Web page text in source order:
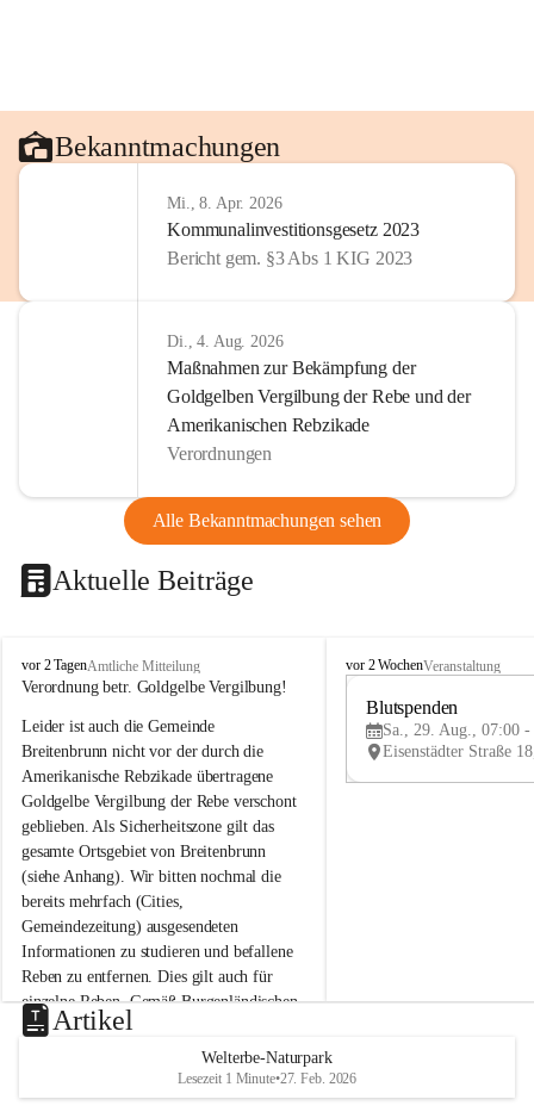
Bekanntmachungen
Mi., 8. Apr. 2026
Kommunalinvestitionsgesetz 2023
Bericht gem. §3 Abs 1 KIG 2023
Di., 4. Aug. 2026
Maßnahmen zur Bekämpfung der
Goldgelben Vergilbung der Rebe und der
Amerikanischen Rebzikade
Verordnungen
Alle Bekanntmachungen sehen
Aktuelle Beiträge
B
r
i
t
e
n
b
r
u
n
n
a
m
N
e
u
s
d
vor 2 TagenAmtliche Mitteilung
Verordnung betr. Goldgelbe Vergilbung!
Leider ist auch die Gemeinde
Breitenbrunn nicht vor der durch die
Amerikanische Rebzikade übertragene
Goldgelbe Vergilbung der Rebe verschont
geblieben. Als Sicherheitszone gilt das
gesamte Ortsgebiet von Breitenbrunn
(siehe Anhang). Wir bitten nochmal die
bereits mehrfach (Cities,
Gemeindezeitung) ausgesendeten
Informationen zu studieren und befallene
Reben zu entfernen. Dies gilt auch für
einzelne Reben. Gemäß Burgenländischen
Weinbaugesetz sind nicht gepflegte oder
unzulässige Weingärten zu roden! Bitte
helfen wir zusammen um unsere Winzer
vor den prognostizierten Ernteausfällen
B
e
u
e
d
vor 2 WochenVeranstaltung
Blutspenden
Sa., 29. Aug., 07:00 -
Artikel
Welterbe-Naturpark
Lesezeit 1 Minute•27. Feb. 2026